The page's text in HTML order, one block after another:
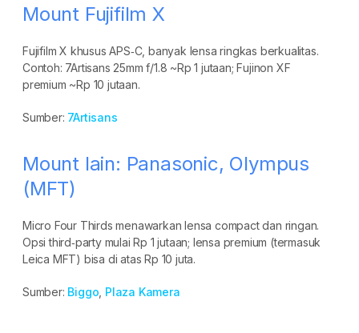
Mount Fujifilm X
Fujifilm X khusus APS‑C, banyak lensa ringkas berkualitas.
Contoh: 7Artisans 25mm f/1.8 ~Rp 1 jutaan; Fujinon XF
premium ~Rp 10 jutaan.
Sumber: 7Artisans
Mount lain: Panasonic, Olympus
(MFT)
Micro Four Thirds menawarkan lensa compact dan ringan.
Opsi third‑party mulai Rp 1 jutaan; lensa premium (termasuk
Leica MFT) bisa di atas Rp 10 juta.
Sumber: Biggo Plaza Kamera